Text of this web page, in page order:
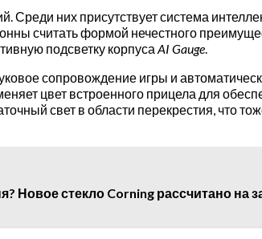
Среди них присутствует система
считать формой нечестного
подсветку корпуса AI Gauge.
сопровождение игры и
цвет встроенного прицела для
свет в области перекрестия, что
Новое стекло Corning рассчитано на